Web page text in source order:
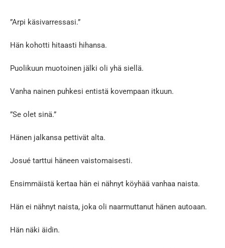
”Arpi käsivarressasi.”
Hän kohotti hitaasti hihansa.
Puolikuun muotoinen jälki oli yhä siellä.
Vanha nainen puhkesi entistä kovempaan itkuun.
”Se olet sinä.”
Hänen jalkansa pettivät alta.
Josué tarttui häneen vaistomaisesti.
Ensimmäistä kertaa hän ei nähnyt köyhää vanhaa naista.
Hän ei nähnyt naista, joka oli naarmuttanut hänen autoaan.
Hän näki äidin.